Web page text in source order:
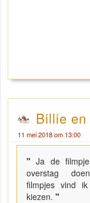
Billie en
11 mei 2018 om 13:00
"Ja de
overstag
filmpjes vind
kiezen. "